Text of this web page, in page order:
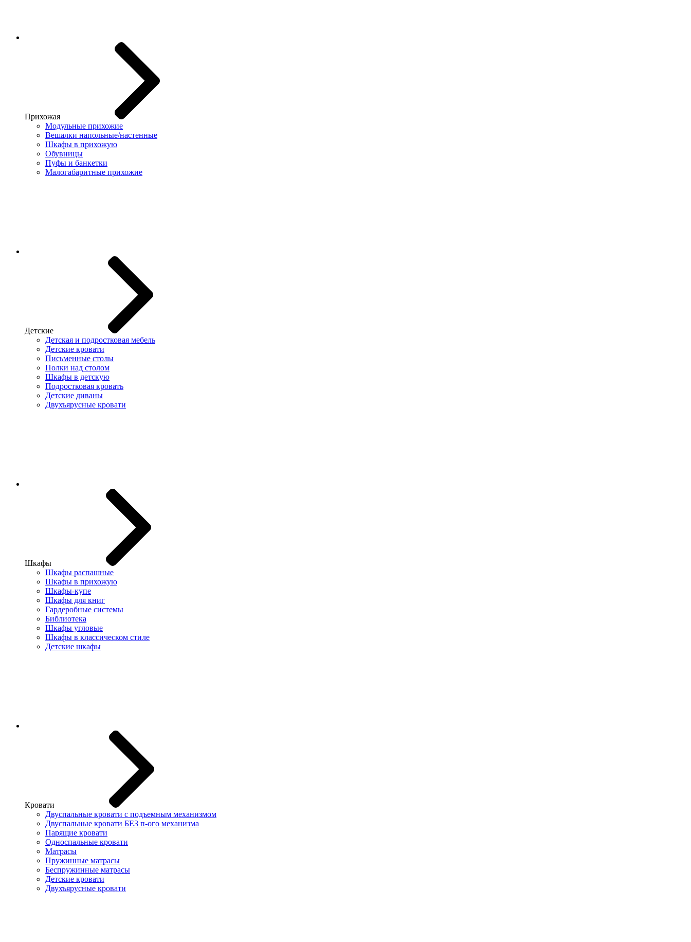
Прихожая
Модульные прихожие
Вешалки напольные/настенные
Шкафы в прихожую
Обувницы
Пуфы и банкетки
Малогабаритные прихожие
Детские
Детская и подростковая мебель
Детские кровати
Письменные столы
Полки над столом
Шкафы в детскую
Подростковая кровать
Детские диваны
Двухъярусные кровати
Шкафы
Шкафы распашные
Шкафы в прихожую
Шкафы-купе
Шкафы для книг
Гардеробные системы
Библиотека
Шкафы угловые
Шкафы в классическом стиле
Детские шкафы
Кровати
Двуспальные кровати с подъемным механизмом
Двуспальные кровати БЕЗ п-ого механизма
Парящие кровати
Односпальные кровати
Матрасы
Пружинные матрасы
Беспружинные матрасы
Детские кровати
Двухъярусные кровати